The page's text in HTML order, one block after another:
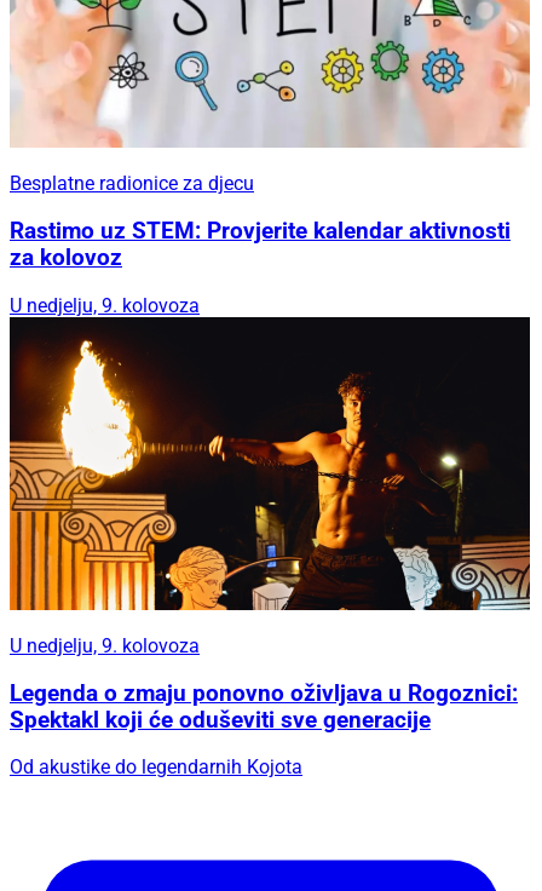
Besplatne radionice za djecu
Rastimo uz STEM: Provjerite kalendar aktivnosti
za kolovoz
U nedjelju, 9. kolovoza
U nedjelju, 9. kolovoza
Legenda o zmaju ponovno oživljava u Rogoznici:
Spektakl koji će oduševiti sve generacije
Od akustike do legendarnih Kojota